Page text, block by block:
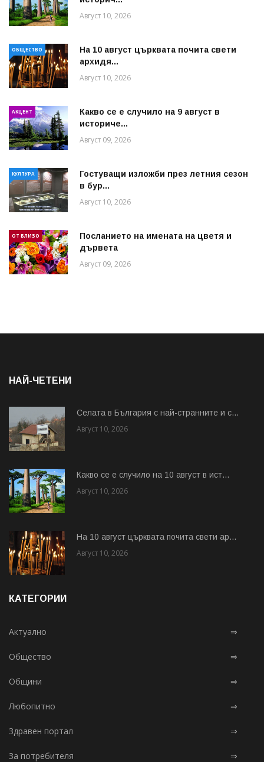
Август 10, 2026
ОБЩЕСТВО
На 10 август църквата почита свети
архидя...
Август 10, 2026
АКЦЕНТ
Какво се е случило на 9 август в
историче...
Август 09, 2026
КУЛТУРА
Гостуващи изложби през летния сезон
в бур...
Август 10, 2026
ОТ БЛИЗО
Посланието на имената на цветя и
дървета
Август 09, 2026
НАЙ-ЧЕТЕНИ
Cелата в България с най-странните и с...
Август 10, 2026
Какво се е случило на 10 август в ист...
Август 10, 2026
На 10 август църквата почита свети ар...
Август 10, 2026
КАТЕГОРИИ
Актуално ⇒
Общество ⇒
Общини ⇒
Любопитно ⇒
Здравен портал ⇒
За потребителя ⇒